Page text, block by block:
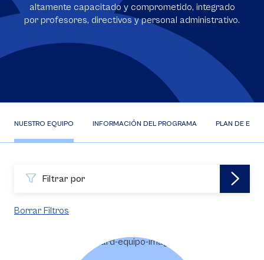
altamente capacitado y comprometido, integrado
por profesores, directivos y personal administrativo.
NUESTRO EQUIPO INFORMACIÓN DEL PROGRAMA PLAN DE
Filtrar por
Borrar Filtros